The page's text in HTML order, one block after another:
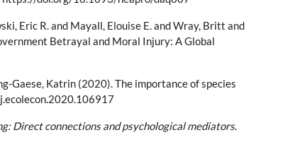
Eric R. and Mayall, Elouise E. and Wray, Britt and
Betrayal and Moral Injury: A Global
Gaese, Katrin (2020). The importance of species
Direct connections and psychological mediators.